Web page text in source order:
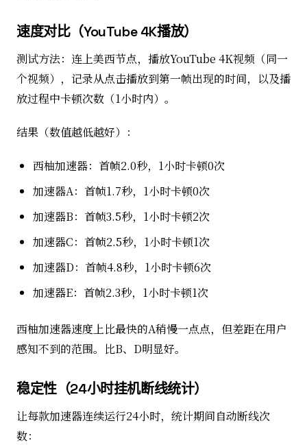
速度对比（YouTube 4K播放）
测试方法：连上美西节点，播放YouTube 4K视频（同一
个视频），记录从点击播放到第一帧出现的时间，以及播
放过程中卡顿次数（1小时内）。
结果（数值越低越好）：
西柚加速器：首帧2.0秒，1小时卡顿0次
加速器A：首帧1.7秒，1小时卡顿0次
加速器B：首帧3.5秒，1小时卡顿2次
加速器C：首帧2.5秒，1小时卡顿1次
加速器D：首帧4.8秒，1小时卡顿6次
加速器E：首帧2.3秒，1小时卡顿1次
西柚加速器速度上比最快的A稍慢一点点，但差距在用户
感知不到的范围。比B、D明显好。
稳定性（24小时挂机断线统计）
让每款加速器连续运行24小时，统计期间自动断线次
数：